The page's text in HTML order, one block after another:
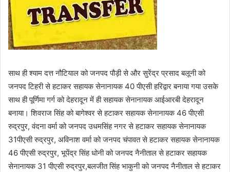
साथ ही श्याम दत्त नौटियाल को जनपद पौड़ी से और सुरेंद्र प्रसाद बलूनी को
जनपद टिहरी से हटाकर सहायक सेनानायक 40 पीएसी हरिद्वार बनाया गया उसके
साथ ही पूर्णिमा गर्ग को देहरादून में ही सहायक सेनानायक आईआरबी देहरादून
बनाया। शिवराज सिंह को बागेश्वर से हटाकर सहायक सेनानायक 46 पीएसी
रुद्रपुर, वंदना वर्मा को जनपद उधमसिंह नगर से हटाकर सहायक सेनानायक
31पीएसी रुद्रपुर, अविनाश वर्मा को जनपद चंपावत से हटाकर सहायक सेनानायक
46 पीएसी रुद्रपुर, भूपेंद्र सिंह धोनी को जनपद नैनीताल से हटाकर सहायक
सेनानायक 31 पीएसी रुद्रपुर,बलजीत सिंह भाकुनी को जनपद नैनीताल से हटाकर